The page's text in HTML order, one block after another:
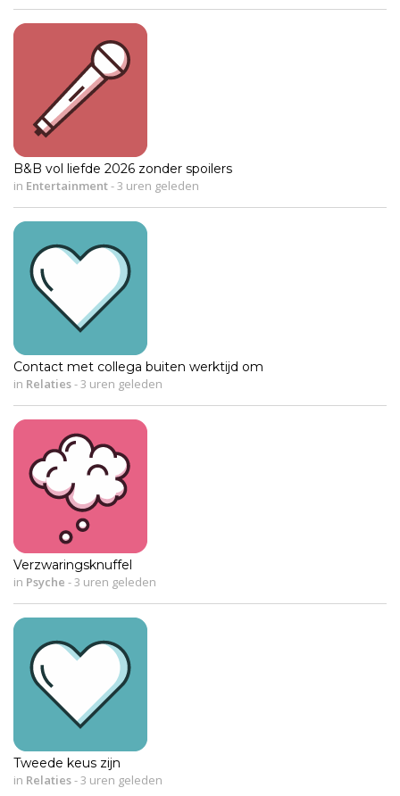
B&B vol liefde 2026 zonder spoilers
in Entertainment-3 uren geleden
Contact met collega buiten werktijd om
in Relaties-3 uren geleden
Verzwaringsknuffel
in Psyche -3 uren geleden
Tweede keus zijn
in Relaties-3 uren geleden